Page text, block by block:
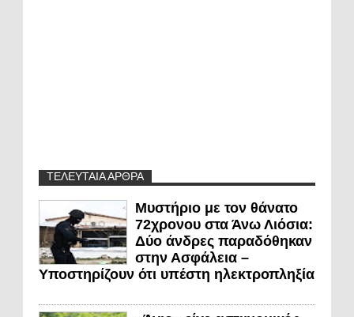
ΤΕΛΕΥΤΑΙΑ ΑΡΘΡΑ
Μυστήριο με τον θάνατο
72χρονου στα Άνω Λιόσια:
Δύο άνδρες παραδόθηκαν
στην Ασφάλεια –
Υποστηρίζουν ότι υπέστη ηλεκτροπληξία